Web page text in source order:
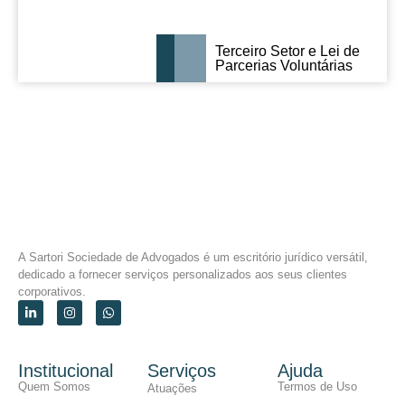
Terceiro Setor e Lei de
Parcerias Voluntárias
A Sartori Sociedade de Advogados é um escritório jurídico versátil,
dedicado a fornecer serviços personalizados aos seus clientes
corporativos.
Institucional
Quem Somos
Serviços
Atuações
Ajuda
Termos de Uso